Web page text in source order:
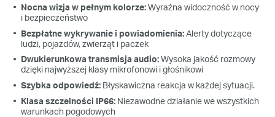
Nocna wizja w pełnym kolorze:Wyraźna widoczność w nocy
i bezpieczeństwo
Bezpłatne wykrywanie i powiadomienia:Alerty dotyczące
ludzi, pojazdów, zwierząt i paczek
Dwukierunkowa transmisja audio:Wysoka jakość rozmowy
dzięki najwyższej klasy mikrofonowi i głośnikowi
Szybka odpowiedź: Błyskawiczna reakcja w każdej sytuacji.
Klasa szczelności IP66: Niezawodne działanie we wszystkich
warunkach pogodowych